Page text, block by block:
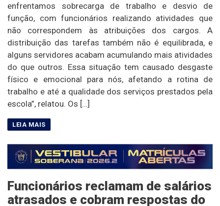
enfrentamos sobrecarga de trabalho e desvio de
função, com funcionários realizando atividades que
não correspondem às atribuições dos cargos. A
distribuição das tarefas também não é equilibrada, e
alguns servidores acabam acumulando mais atividades
do que outros. Essa situação tem causado desgaste
físico e emocional para nós, afetando a rotina de
trabalho e até a qualidade dos serviços prestados pela
escola”, relatou. Os […]
Funcionários reclamam de salários
atrasados e cobram respostas do